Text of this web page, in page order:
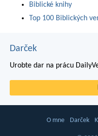
Biblické knihy
Top 100 Biblických
Darček
Urobte dar na prácu
O mne Darček